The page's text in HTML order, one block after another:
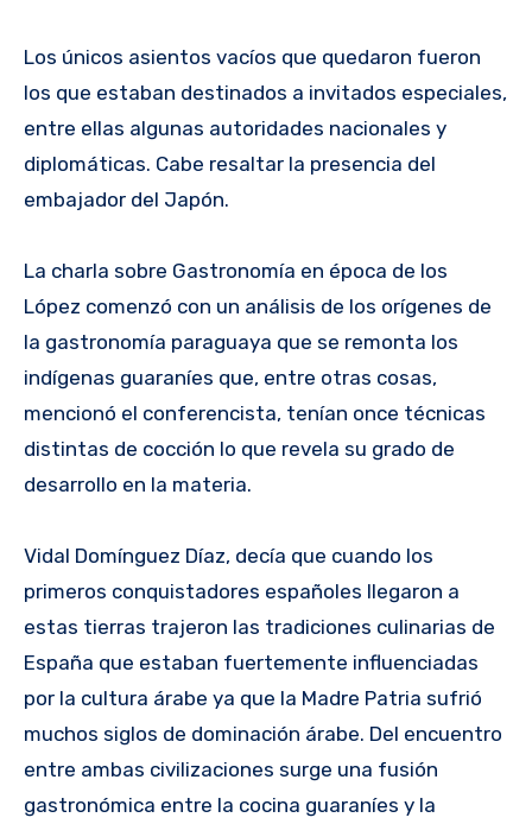
Los únicos asientos vacíos que quedaron fueron
los que estaban destinados a invitados especiales,
entre ellas algunas autoridades nacionales y
diplomáticas. Cabe resaltar la presencia del
embajador del Japón.
La charla sobre Gastronomía en época de los
López comenzó con un análisis de los orígenes de
la gastronomía paraguaya que se remonta los
indígenas guaraníes que, entre otras cosas,
mencionó el conferencista, tenían once técnicas
distintas de cocción lo que revela su grado de
desarrollo en la materia.
Vidal Domínguez Díaz, decía que cuando los
primeros conquistadores españoles llegaron a
estas tierras trajeron las tradiciones culinarias de
España que estaban fuertemente influenciadas
por la cultura árabe ya que la Madre Patria sufrió
muchos siglos de dominación árabe. Del encuentro
entre ambas civilizaciones surge una fusión
gastronómica entre la cocina guaraníes y la